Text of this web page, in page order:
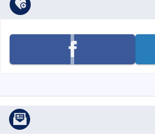
تابعنا على facebook